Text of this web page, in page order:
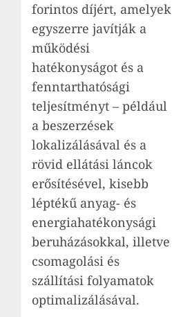
forintos díjért, amelyek
egyszerre javítják a
működési
hatékonyságot és a
fenntarthatósági
teljesítményt – például
a beszerzések
lokalizálásával és a
rövid ellátási láncok
erősítésével, kisebb
léptékű anyag- és
energiahatékonysági
beruházásokkal, illetve
csomagolási és
szállítási folyamatok
optimalizálásával.